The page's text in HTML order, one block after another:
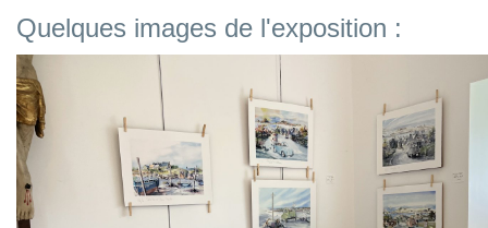
Quelques images de l'exposition :